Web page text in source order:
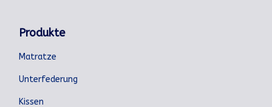
Produkte
Matratze
Unterfederung
Kissen